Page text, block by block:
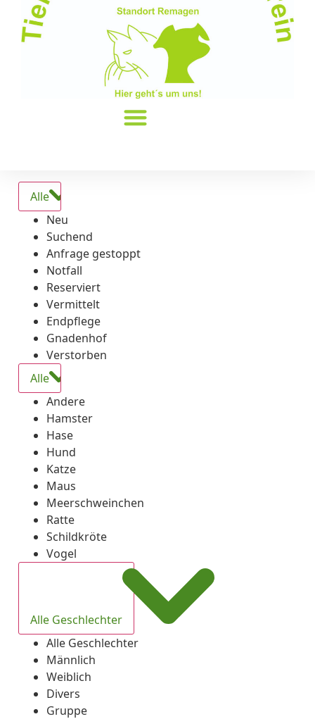
Alle
Neu
Suchend
Anfrage gestoppt
Notfall
Reserviert
Vermittelt
Endpflege
Gnadenhof
Verstorben
Alle
Andere
Hamster
Hase
Hund
Katze
Maus
Meerschweinchen
Ratte
Schildkröte
Vogel
Alle Geschlechter
Alle Geschlechter
Männlich
Weiblich
Divers
Gruppe